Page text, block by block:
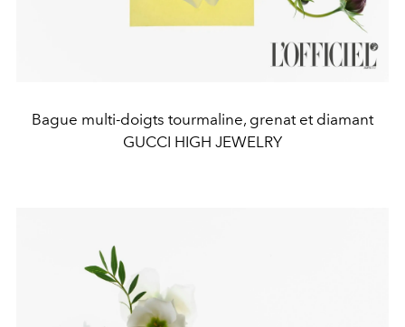
Bague multi-doigts tourmaline, grenat et diamant
GUCCI HIGH JEWELRY